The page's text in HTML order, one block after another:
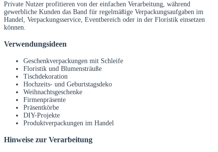
Private Nutzer profitieren von der einfachen Verarbeitung, während
gewerbliche Kunden das Band für regelmäßige Verpackungsaufgaben im
Handel, Verpackungsservice, Eventbereich oder in der Floristik einsetzen
können.
Verwendungsideen
Geschenkverpackungen mit Schleife
Floristik und Blumensträuße
Tischdekoration
Hochzeits- und Geburtstagsdeko
Weihnachtsgeschenke
Firmenpräsente
Präsentkörbe
DIY-Projekte
Produktverpackungen im Handel
Hinweise zur Verarbeitung